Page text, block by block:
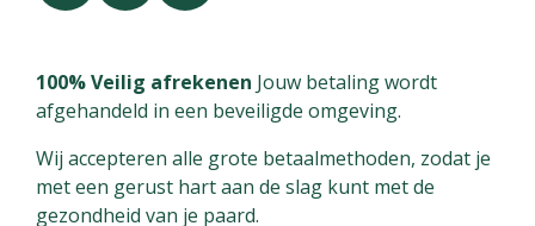
a
e
b
o
k
i
t
e
e
s
i
k
e
I
n
100% Veilig afrekenen Jouw betaling wordt
afgehandeld in een beveiligde omgeving.
Wij accepteren alle grote betaalmethoden, zodat je
met een gerust hart aan de slag kunt met de
gezondheid van je paard.